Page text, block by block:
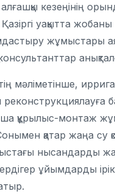
кезеңінің
уақытта жобаны
жұмыстары
мәліметінше,
құрылыс-монтаж
қатар жаңа су
нысандарды
ұйымдарды